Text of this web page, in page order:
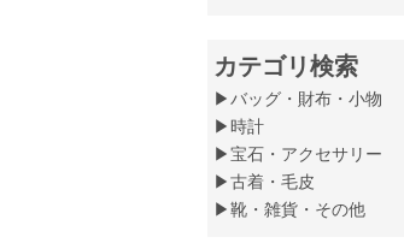
カテゴリ検索
▶バッグ・財布・小物
▶時計
▶宝石・アクセサリー
▶古着・毛皮
▶靴・雑貨・その他